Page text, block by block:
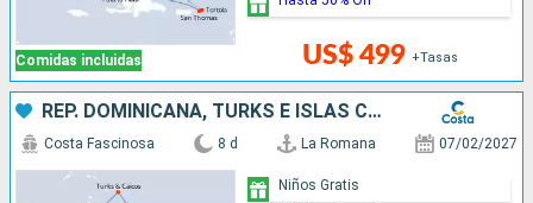
Comidas incluidas US$ 499 +Tasas
REP. DOMINICANA, TURKS E ISLAS CAICOS
Costa Fascinosa 8 d La Romana 07/02/2027
Niños Gratis